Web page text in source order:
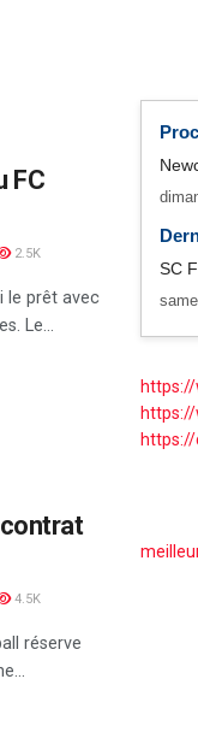
FC
2.5K
le prêt avec
Le...
4.5K
réserve
SC
https://